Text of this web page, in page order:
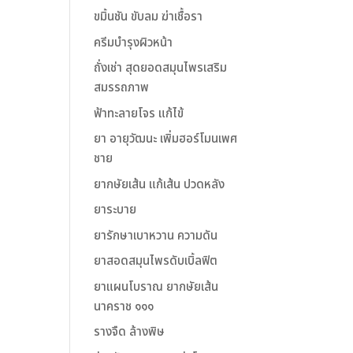
ขมิ้นชัน ขับลม ฆ่าเชื้อรา
ครีมบำรุงผิวหน้า
ถั่งเช่า สุดยอดสมุนไพรเสริม
สมรรถภาพ
ฟ้าทะลายโจร แก้ไข้
ยา อายุวัฒนะ เพิ่มฮอร์โมนเพศ
ชาย
ยากษัยเส้น แก้เส้น ปวดหลัง
ยาระบาย
ยารักษาเบาหวาน ความดัน
ยาสอดสมุนไพรดับเบิ้ลฟิต
ยาแผนโบราณ ยากษัยเส้น
นาคราช ๑๑๑
รางจืด ล้างพิษ